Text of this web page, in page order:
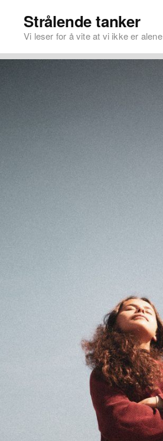
Strålende tanker
Vi leser for å vite at vi ikke er alene